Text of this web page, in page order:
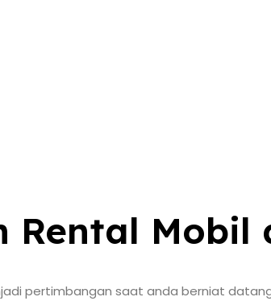
Rental Mobil
pertimbangan saat anda berniat